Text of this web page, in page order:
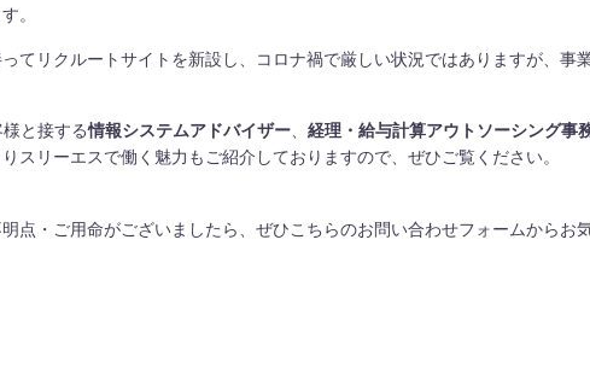
。
リクルートサイトを新設し、コロナ禍で厳しい状況ではありますが、事
と接する情報システムアドバイザー、 経理・給与計算アウトソーシング事
スリーエスで働く魅力もご紹介しておりますので、ぜひご覧ください。
点・ご用命がございましたら、ぜひこちらのお問い合わせフォームからお